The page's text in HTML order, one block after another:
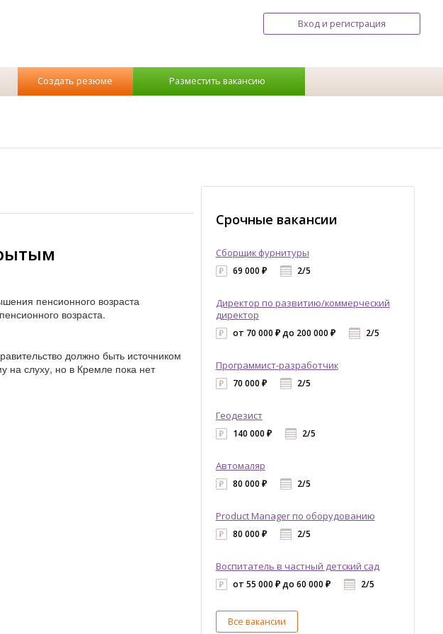
Вход и регистрация
Создать резюме Разместить вакансию
пенсионного возраста
возраста.
должно быть источником
на слуху, но в Кремле пока нет
Срочные вакансии
Сборщик фурнитуры
69 000 ₽ 2/5
Директор по развитию/коммерческий
директор
от 70 000 ₽ до 200 000 ₽ 2/5
Программист-разработчик
70 000 ₽ 2/5
Геодезист
140 000 ₽ 2/5
Автомаляр
80 000 ₽ 2/5
Product Manager по оборудованию
80 000 ₽ 2/5
Воспитатель в частный детский сад
от 55 000 ₽ до 60 000 ₽ 2/5
Все вакансии